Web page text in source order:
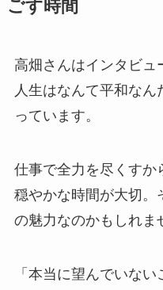
ごす時間
高畑さんはインタビュ
人生はなんて平和な
っています。
仕事で全力を尽くすか
穏やかな時間が大切。
の魅力なのかもしれま
「本当に望んでいな